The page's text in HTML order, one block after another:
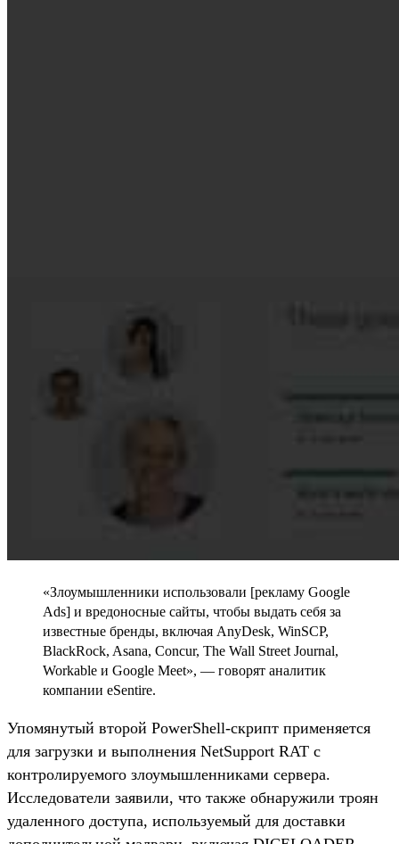
«Злоумышленники использовали [рекламу Google
Ads] и вредоносные сайты, чтобы выдать себя за
известные бренды, включая AnyDesk, WinSCP,
BlackRock, Asana, Concur, The Wall Street Journal,
Workable и Google Meet», — говорят аналитик
компании eSentire.
Упомянутый второй PowerShell-скрипт применяется
для загрузки и выполнения NetSupport RAT с
контролируемого злоумышленниками сервера.
Исследователи заявили, что также обнаружили троян
удаленного доступа, используемый для доставки